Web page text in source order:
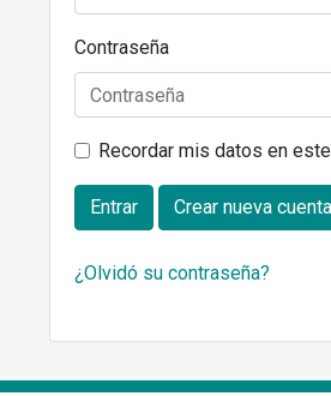
Contraseña
Recordar mis datos en
Entrar Crear nueva cuenta
¿Olvidó su contraseña?